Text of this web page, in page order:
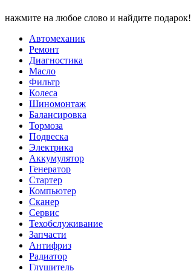
нажмите на любое слово и найдите подарок!
Автомеханик
Ремонт
Диагностика
Масло
Фильтр
Колеса
Шиномонтаж
Балансировка
Тормоза
Подвеска
Электрика
Аккумулятор
Генератор
Стартер
Компьютер
Сканер
Сервис
Техобслуживание
Запчасти
Антифриз
Радиатор
Глушитель